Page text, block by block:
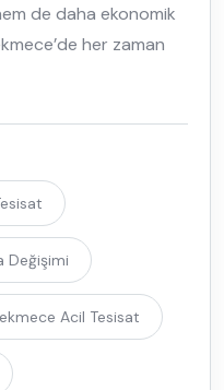
de daha ekonomik
her zaman
Değişimi
Acil Tesisat